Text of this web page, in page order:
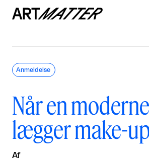
Når en
lægger make-
Af
Anmeldelse